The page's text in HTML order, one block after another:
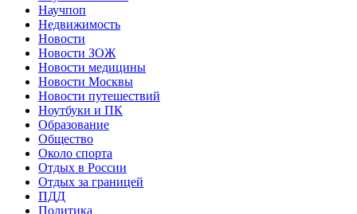
Научпоп
Недвижимость
Новости
Новости ЗОЖ
Новости медицины
Новости Москвы
Новости путешествий
Ноутбуки и ПК
Образование
Общество
Около спорта
Отдых в России
Отдых за границей
ПДД
Политика